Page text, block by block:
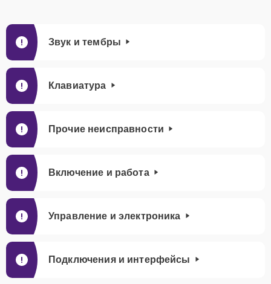
Звук и тембры
Клавиатура
Прочие неисправности
Включение и работа
Управление и электроника
Подключения и интерфейсы